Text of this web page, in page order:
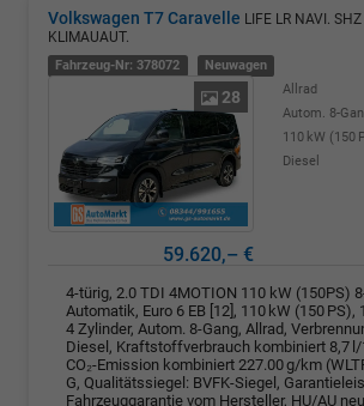
Volkswagen T7 Caravelle LIFE LR NAVI.
KLIMAUAUT.
Fahrzeug-Nr: 378072 Neuwagen
28
Allrad
Autom. 8-
110 kW (150
Diesel
59.620,– €
4-türig, 2.0 TDI 4MOTION 110 kW (150PS)
Automatik, Euro 6 EB [12], 110 kW (150 PS),
4 Zylinder, Autom. 8-Gang, Allrad,
Diesel, Kraftstoffverbrauch kombiniert 8,7 l/
CO₂-Emission kombiniert 227.00 g/km
G, Qualitätssiegel: BVFK-Siegel,
Fahrzeuggarantie vom Hersteller, HU/AU